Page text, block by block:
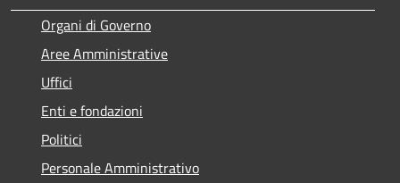
Organi di Governo
Aree Amministrative
Uffici
Enti e fondazioni
Politici
Personale Amministrativo